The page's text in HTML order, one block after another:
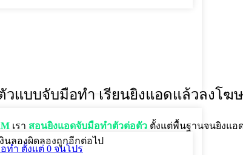
อทำ ตั้งแต่ 0 จนโปร
วแบบจับมือทำ เรียนยิงแอดแล้วลงโฆ
เรา สอนยิงแอดจับมือทำตัวต่อตัว ตั้งแต่พื้นฐานจนยิงแอ
นลองผิดลองถูกอีกต่อไป